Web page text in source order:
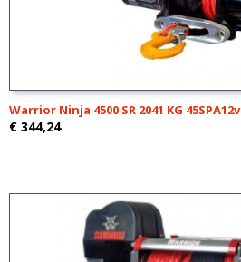
Warrior Ninja 4500 SR 2041 KG 45SPA12v
€ 344,24